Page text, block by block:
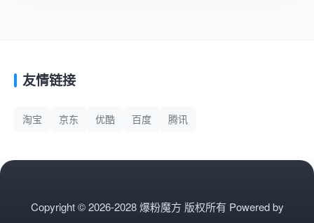
友情链接
淘宝 京东 优酷 百度 腾讯
Copyright © 2026-2028 爆粉魔方 版权所有 Powered by